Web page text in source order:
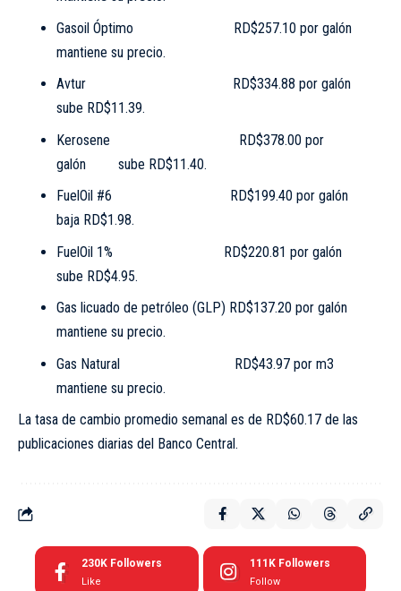
Gasoil Óptimo RD$257.10 por galón
mantiene su precio.
Avtur RD$334.88 por galón
sube RD$11.39.
Kerosene RD$378.00 por
galón sube RD$11.40.
FuelOil #6 RD$199.40 por galón
baja RD$1.98.
FuelOil 1% RD$220.81 por galón
sube RD$4.95.
Gas licuado de petróleo (GLP) RD$137.20 por galón
mantiene su precio.
Gas Natural RD$43.97 por m3
mantiene su precio.
La tasa de cambio promedio semanal es de RD$60.17 de las
publicaciones diarias del Banco Central.
230K Followers
Like
111K Followers
Follow